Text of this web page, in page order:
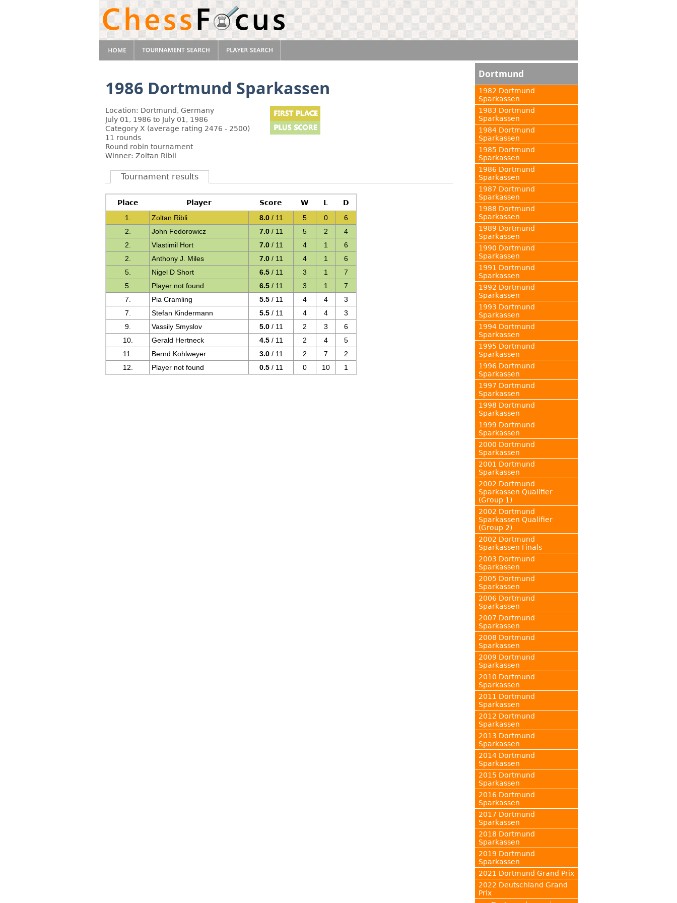
1986 Dortmund Sparkassen
Location: Dortmund, Germany
July 01, 1986 to July 01, 1986
Category X (average rating 2476 - 2500)
11 rounds
Round robin tournament
Winner: Zoltan Ribli
Tournament results
Place Player Score W L
D
1.
Zoltan Ribli 8.0/ 11 5 0
6
2.
John Fedorowicz 7.0/ 11 5 2
4
2.
Vlastimil Hort 7.0/ 11 4 1
6
2.
Anthony J. Miles 7.0/ 11 4 1
6
5.
Nigel D Short 6.5/ 11 3 1
7
5.
Player not found 6.5/ 11 3 1
7
7.
Pia Cramling 5.5/ 11 4 4
3
7.
Stefan Kindermann 5.5/ 11 4 4
3
9.
Vassily Smyslov 5.0/ 11 2 3
6
10.
Gerald Hertneck 4.5/ 11 2 4
5
11.
Bernd Kohlweyer 3.0/ 11 2 7
2
12.
Player not found 0.5/ 11 0 10 1
Dortmund
1982 Dortmund
Sparkassen
1983 Dortmund
Sparkassen
1984 Dortmund
Sparkassen
1985 Dortmund
Sparkassen
1986 Dortmund
Sparkassen
1987 Dortmund
Sparkassen
1988 Dortmund
Sparkassen
1989 Dortmund
Sparkassen
1990 Dortmund
Sparkassen
1991 Dortmund
Sparkassen
1992 Dortmund
Sparkassen
1993 Dortmund
Sparkassen
1994 Dortmund
Sparkassen
1995 Dortmund
Sparkassen
1996 Dortmund
Sparkassen
1997 Dortmund
Sparkassen
1998 Dortmund
Sparkassen
1999 Dortmund
Sparkassen
2000 Dortmund
Sparkassen
2001 Dortmund
Sparkassen
2002 Dortmund
Sparkassen Qualifier
(Group 1)
2002 Dortmund
Sparkassen Qualifier
(Group 2)
2002 Dortmund
Sparkassen Finals
2003 Dortmund
Sparkassen
2005 Dortmund
Sparkassen
2006 Dortmund
Sparkassen
2007 Dortmund
Sparkassen
2008 Dortmund
Sparkassen
2009 Dortmund
Sparkassen
2010 Dortmund
Sparkassen
2011 Dortmund
Sparkassen
2012 Dortmund
Sparkassen
2013 Dortmund
Sparkassen
2014 Dortmund
Sparkassen
2015 Dortmund
Sparkassen
2016 Dortmund
Sparkassen
2017 Dortmund
Sparkassen
2018 Dortmund
Sparkassen
2019 Dortmund
Sparkassen
2021 Dortmund Grand Prix
2022 Deutschland Grand
Prix